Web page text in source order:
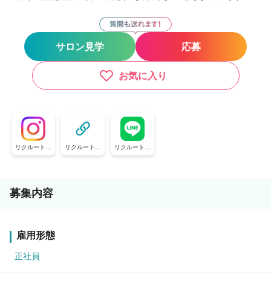
サロン見学 応募
お気に入り
リクルート公
式Instagram
リクルート公
式TikTok
リクルート公
式LINE
募集内容
雇用形態
正社員